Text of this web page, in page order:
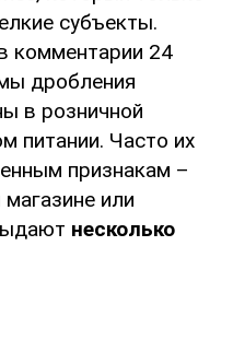
субъекты.
комментарии 24
дробления
в розничной
питании. Часто их
признакам –
или
несколько